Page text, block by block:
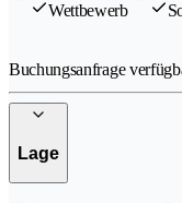
Wettbewerb
Buchungsanfrage
Lage